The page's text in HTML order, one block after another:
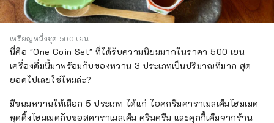
เหรียญหนึ่งชุด 500 เยน
นี่คือ "One Coin Set" ที่ได้รับความนิยมมากในราคา 500 เยน
เครื่องดื่มนี้มาพร้อมกับของหวาน 3 ประเภทเป็นปริมาณที่มาก สุด
ยอดไปเลยใช่ไหมล่ะ?
มีขนมหวานให้เลือก 5 ประเภท ได้แก่ ไอศกรีมคาราเมลเค็มโฮมเมด
พุดดิ้งโฮมเมดกับซอสคาราเมลเค็ม ครีมครีม และคุกกี้เค็มจากร้าน